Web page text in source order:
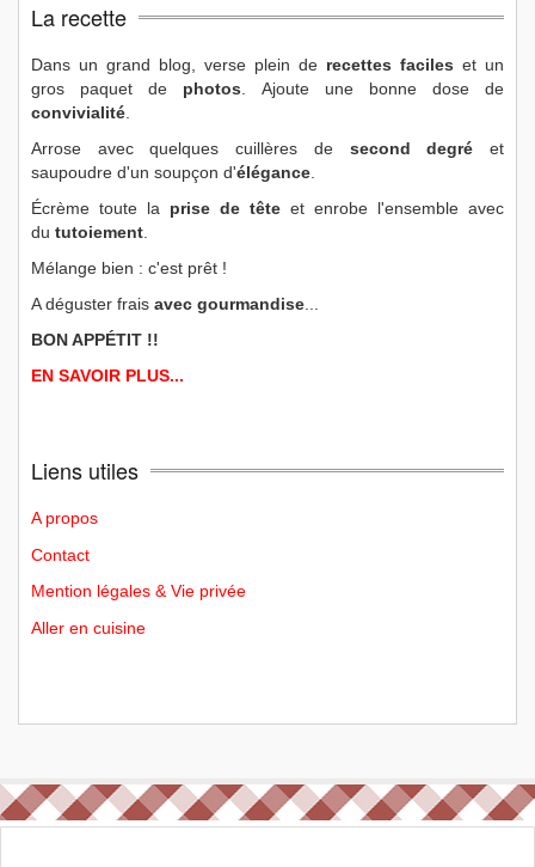
La recette
Dans un grand blog, verse plein de recettes faciles et un
gros paquet de photos . Ajoute une bonne dose de
convivialité
Arrose avec quelques cuillères de second degré et
saupoudre d'un soupçon d'élégance
Écrème toute la prise de tête et enrobe l'ensemble avec
du tutoiement
Mélange bien : c'est prêt !
A déguster frais avec gourmandise
BON APPÉTIT !!
EN SAVOIR PLUS...
Liens utiles
A propos
Contact
Mention légales & Vie privée
Aller en cuisine